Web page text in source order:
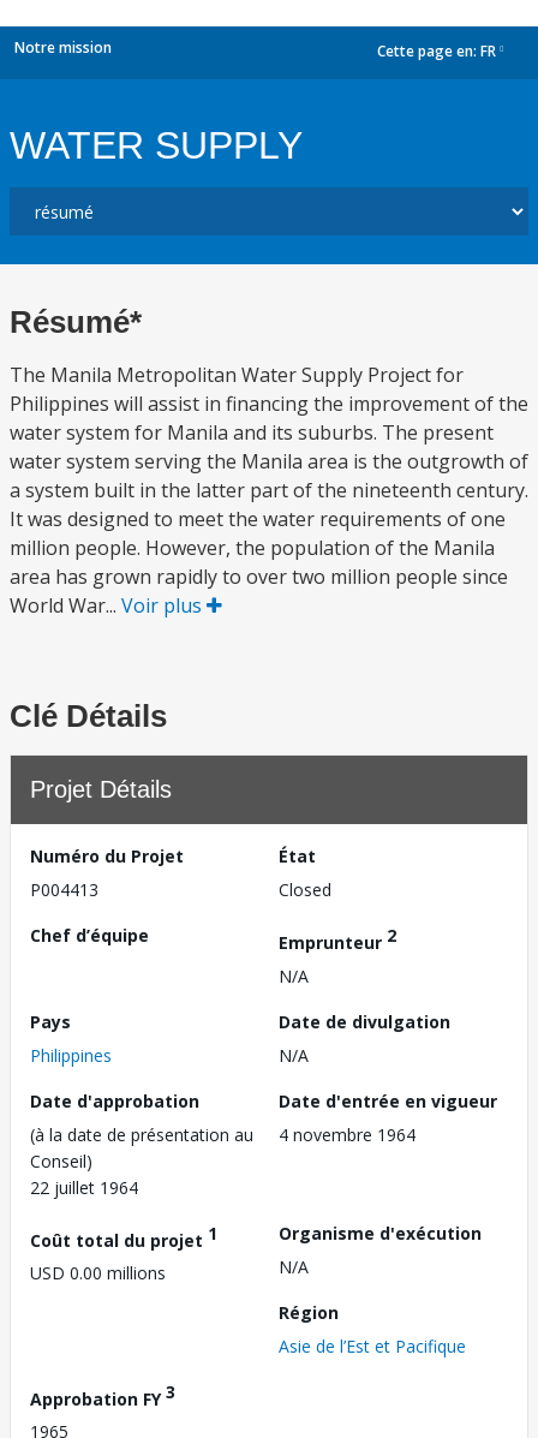
Notre mission Cette page en: FR
WATER SUPPLY
Résumé*
The Manila Metropolitan Water Supply Project for
Philippines will assist in financing the improvement of the
water system for Manila and its suburbs. The present
water system serving the Manila area is the outgrowth of
a system built in the latter part of the nineteenth century.
It was designed to meet the water requirements of one
million people. However, the population of the Manila
area has grown rapidly to over two million people since
World War... Voir plus
Clé Détails
Projet Détails
Numéro du Projet
P004413
État
Closed
Chef d’équipe
Emprunteur 2
N/A
Pays
Philippines
Date de divulgation
N/A
Date d'approbation
(à la date de présentation au
Conseil)
22 juillet 1964
Date d'entrée en vigueur
4 novembre 1964
Coût total du projet 1
USD 0.00 millions
Organisme d'exécution
N/A
Région
Asie de l’Est et Pacifique
Approbation FY3
1965